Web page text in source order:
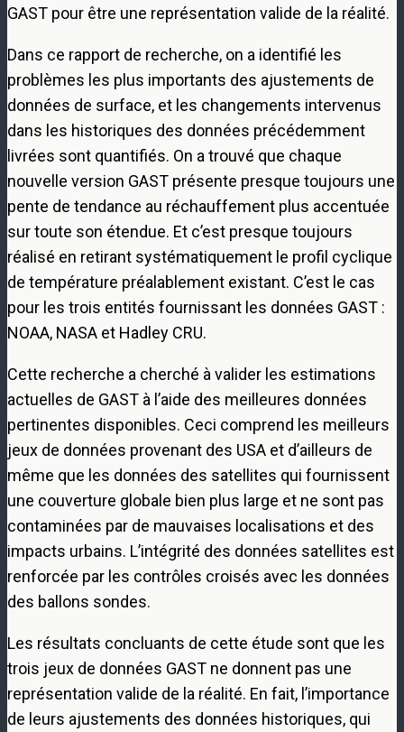
GAST pour être une représentation valide de la réalité.
Dans ce rapport de recherche, on a identifié les
problèmes les plus importants des ajustements de
données de surface, et les changements intervenus
dans les historiques des données précédemment
livrées sont quantifiés. On a trouvé que chaque
nouvelle version GAST présente presque toujours une
pente de tendance au réchauffement plus accentuée
sur toute son étendue. Et c’est presque toujours
réalisé en retirant systématiquement le profil cyclique
de température préalablement existant. C’est le cas
pour les trois entités fournissant les données GAST :
NOAA, NASA et Hadley CRU.
Cette recherche a cherché à valider les estimations
actuelles de GAST à l’aide des meilleures données
pertinentes disponibles. Ceci comprend les meilleurs
jeux de données provenant des USA et d’ailleurs de
même que les données des satellites qui fournissent
une couverture globale bien plus large et ne sont pas
contaminées par de mauvaises localisations et des
impacts urbains. L’intégrité des données satellites est
renforcée par les contrôles croisés avec les données
des ballons sondes.
Les résultats concluants de cette étude sont que les
trois jeux de données GAST ne donnent pas une
représentation valide de la réalité. En fait, l’importance
de leurs ajustements des données historiques, qui